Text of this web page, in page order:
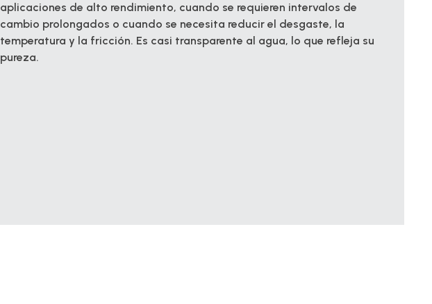
aplicaciones de alto rendimiento, cuando se requieren intervalos de
cambio prolongados o cuando se necesita reducir el desgaste, la
temperatura y la fricción. Es casi transparente al agua, lo que refleja su
pureza.